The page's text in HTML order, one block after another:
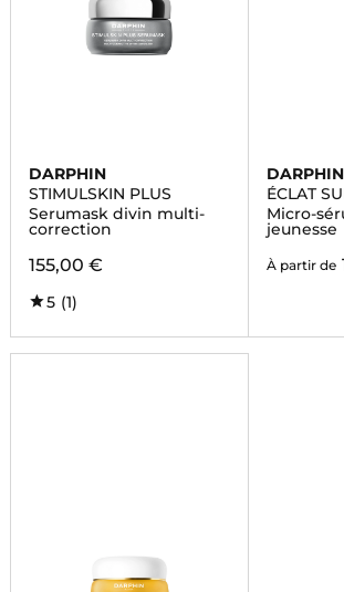
DARPHIN
STIMULSKIN PLUS
Serumask divin multi-
correction
155,00 €
5 (1)
DARPHIN
ÉCLAT
Micro-
jeunesse
À partir de